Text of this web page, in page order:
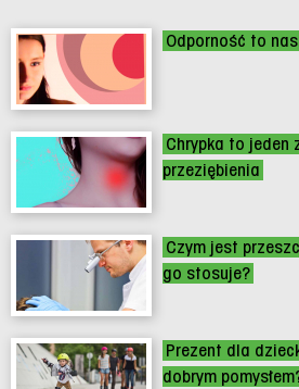
Odporność to
Chrypka to jeden
przeziębienia
Czym jest
go stosuje?
Prezent dla
dobrym